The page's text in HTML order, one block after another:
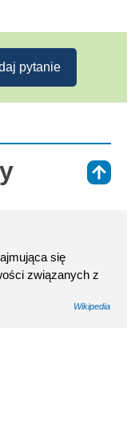
pytanie
się
związanych z
Wikipedia